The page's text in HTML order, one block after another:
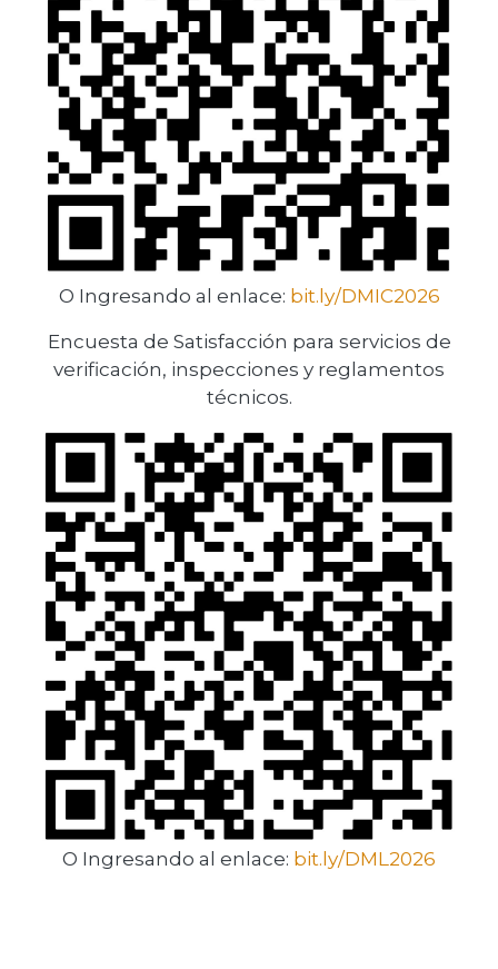
O Ingresando al enlace: bit.ly/DMIC2026
Encuesta de Satisfacción para servicios de
verificación, inspecciones y reglamentos
técnicos.
O Ingresando al enlace: bit.ly/DML2026